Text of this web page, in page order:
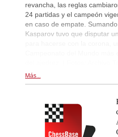
revancha, las reglas
24 partidas y el campeón
en caso de empate.
Kasparov tuvo que disputar
Más...